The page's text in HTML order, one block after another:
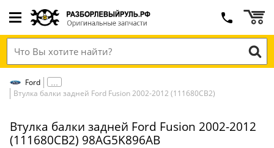
Ford
Втулка балки задней Ford Fusion 2002-2012 (111680СВ2)
Втулка балки задней Ford Fusion 2002-2012
(111680СВ2) 98AG5K896AB